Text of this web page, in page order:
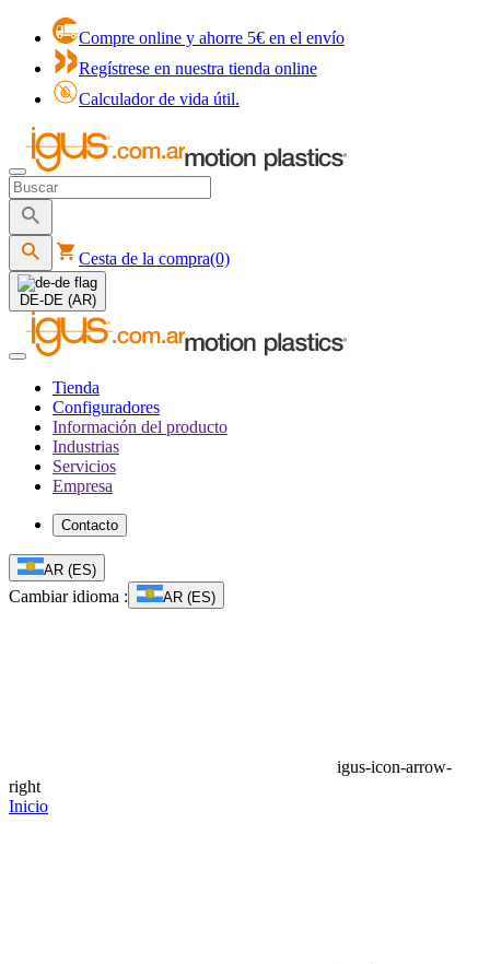
Compre online y ahorre 5€ en el envío
Regístrese en nuestra tienda online
Calculador de vida útil.
Cesta de la compra(0)
DE-DE (AR)
Tienda
Configuradores
Información del producto
Industrias
Servicios
Empresa
Contacto
AR (ES)
Cambiar idioma : AR (ES)
igus-icon-arrow-
right
Inicio